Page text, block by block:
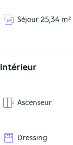
Séjour 25,34 m²
Intérieur
Ascenseur
Dressing